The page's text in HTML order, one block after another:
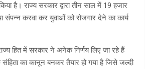
है। राज्य सरकार द्वारा तीन साल में 19 हजार
संपन्न करवा कर युवाओं को रोजगार देने का कार्य
हित में सरकार ने अनेक निर्णय लिए जा रहे हैं
संहिता का कानून बनकर तैयार हो गया है जिसे जल्दी